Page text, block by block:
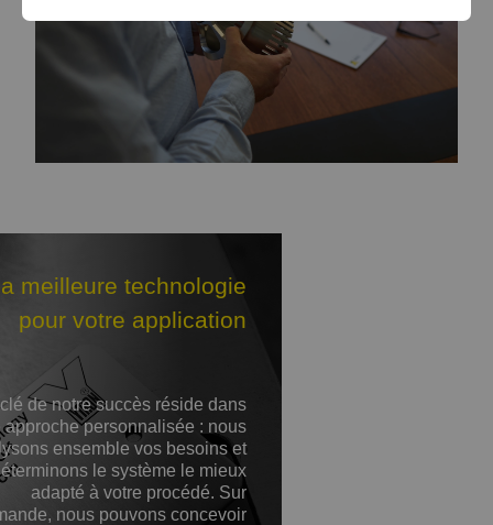
meilleure technologie
pour votre application
de notre succès réside dans
approche personnalisée : nous
ensemble vos besoins et
le système le mieux
adapté à votre procédé. Sur
nous pouvons concevoir